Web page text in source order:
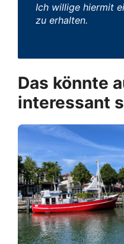
Ich willige hiermit
zu erhalten.
Das könnte
interessant